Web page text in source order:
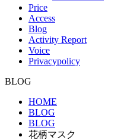
Price
Access
Blog
Activity Report
Voice
Privacypolicy
BLOG
HOME
BLOG
BLOG
花柄マスク